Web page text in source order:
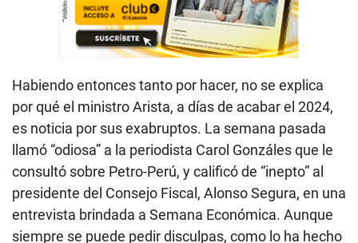
Habiendo entonces tanto por hacer, no se explica
por qué el ministro Arista, a días de acabar el 2024,
es noticia por sus exabruptos. La semana pasada
llamó “odiosa” a la periodista Carol Gonzáles que le
consultó sobre Petro-Perú, y calificó de “inepto” al
presidente del Consejo Fiscal, Alonso Segura, en una
entrevista brindada a Semana Económica. Aunque
siempre se puede pedir disculpas, como lo ha hecho